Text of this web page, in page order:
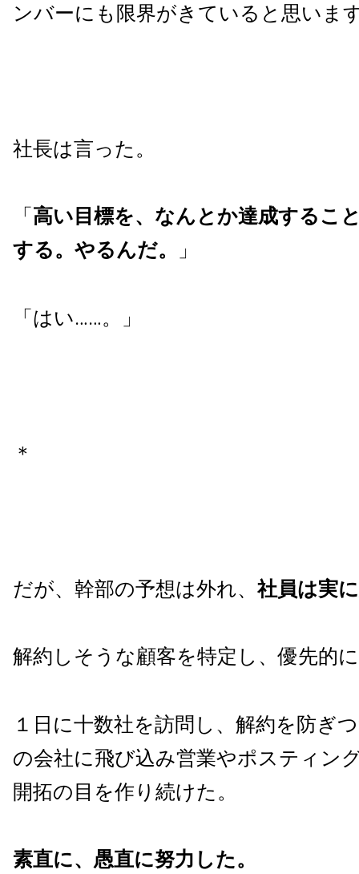
ンバーにも限界がきていると思いま
社長は言った。
「 高い目標を、なんとか達成するこ
する。やるんだ。
」
「はい……。」
＊
だが、幹部の予想は外れ、 社員は実
解約しそうな顧客を特定し、優先的
１日に十数社を訪問し、解約を防ぎ
の会社に飛び込み営業やポスティン
開拓の目を作り続けた。
素直に、愚直に努力した。